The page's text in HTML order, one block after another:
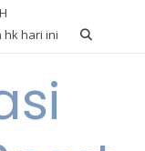
hari ini